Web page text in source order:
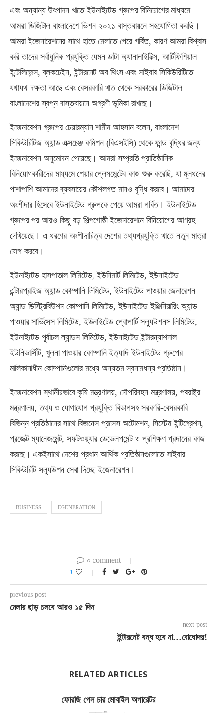
এবং অন্যান্য উৎপাদন খাতে ইউনাইটেড গ্রুপের বিনিয়োগের মাধ্যমে
আমরা ডিজিটাল বাংলাদেশে ভিশন ২০২১ বাস্তবায়নে সহযোগিতা করছি।
আমরা ইজেনারেশনের সাথে হাতে মেলাতে পেরে গর্বিত, কারণ আমরা বিশ্বাস
করি তাদের সর্বাধুনিক প্রযুক্তি যেমন ডাটা অ্যানালাইটিক্স, আর্টিফিশিয়াল
ইন্টেলিজেন্স, ব্লকচেইন, ইন্টারনেট অব থিংস এবং সাইবার সিকিউরিটিতে
যথাযথ দক্ষতা আছে এবং বেসরকারি খাত থেকে সরকারের ডিজিটাল
বাংলাদেশের স্বপ্ন বাস্তবায়নে অগ্রণী ভূমিকা রাখছে।
ইজেনারেশন গ্রুপের চেয়ারম্যান শামীম আহসান বলেন, বাংলাদেশ
সিকিউরিটিজ অ্যান্ড এক্সচেঞ্জ কমিশন (বিএসইসি) থেকে ফান্ড বৃদ্ধির জন্য
ইজেনারেশন অনুমোদন পেয়েছে। আমরা সম্প্রতি প্রাতিষ্ঠানিক
বিনিয়োগকারীদের মাধ্যমে শেয়ার প্লেসমেন্টের কাজ শুরু করেছি, যা মূলধনের
পাশাপাশি আমাদের ব্যবসায়ের কৌশলগত মানও বৃদ্ধি করবে। আমাদের
অংশীদার হিসেবে ইউনাইটেড গ্রুপকে পেয়ে আমরা গর্বিত। ইউনাইটেড
গ্রুপের পর আরও কিছু বড় শিল্পগোষ্ঠী ইজেনারেশনে বিনিয়োগের আগ্রহ
দেখিয়েছে। এ ধরণের অংশীদারিত্ব দেশের তথ্যপ্রযুক্তি খাতে নতুন মাত্রা
যোগ করবে।
ইউনাইটেড হাসপাতাল লিমিটেড, ইউনিমার্ট লিমিটেড, ইউনাইটেড
এন্টারপ্রাইজ অ্যান্ড কোম্পানি লিমিটেড, ইউনাইটেড পাওয়ার জেনারেশন
অ্যান্ড ডিস্ট্রিবিউশন কোম্পানি লিমিটেড, ইউনাইটেড ইঞ্জিনিয়ারিং অ্যান্ড
পাওয়ার সার্ভিসেস লিমিটেড, ইউনাইটেড প্রোপার্টি সল্যুউশনস লিমিটেড,
ইউনাইটেড পূর্বাচল ল্যান্ডস লিমিটেড, ইউনাইটেড ইন্টারন্যাশনাল
ইউনিভার্সিটি, খুলনা পাওয়ার কোম্পানি ইত্যাদি ইউনাইটেড গ্রুপের
মালিকানাধীন কোম্পানিগুলোর মধ্যে অন্যতম স্বনামধন্য প্রতিষ্ঠান।
ইজেনারেশন স্থানীয়ভাবে কৃষি মন্ত্রণালয়, নৌপরিবহন মন্ত্রণালয়, পররাষ্ট্র
মন্ত্রণালয়, তথ্য ও যোগাযোগ প্রযুক্তি বিভাগসহ সরকারি-বেসরকারি
বিভিন্ন প্রতিষ্ঠানের সাথে বিজনেস প্রসেস অটোমশন, সিস্টেম ইন্টিগ্রেশন,
প্রজেক্ট ম্যানেজমেন্ট, সফটওয়্যার ডেভেলপমেন্ট ও প্রশিক্ষণ প্রদানের কাজ
করছে। একইসাথে দেশের প্রধান আর্থিক প্রতিষ্ঠানগুলোতে সাইবার
সিকিউরিটি সল্যুউশন সেবা দিচ্ছে ইজেনারেশন।
BUSINESS EGENERATION
০ comment
1
previous post
মেলার ছাড় চলবে আরও ১৫ দিন
next post
ইন্টারনেট বন্ধ হবে না…বোধোদয়!
RELATED ARTICLES
ফোরজি পেল চার মোবাইল অপারেটর